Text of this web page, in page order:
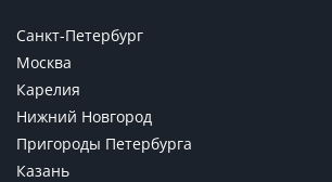
Санкт-Петербург
Москва
Карелия
Нижний Новгород
Пригороды Петербурга
Казань